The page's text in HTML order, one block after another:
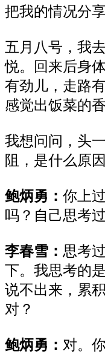
把我的情况分
五月 八号 ， 我去
悦。回来后身
有劲儿，走路
感觉出饭菜的香
我想问问，头
阻，是什么原
鲍炳勇： 你上
吗？自己思考
李春雪： 思考
下。我思考的
说不出来，累
对？
鲍炳勇： 对。